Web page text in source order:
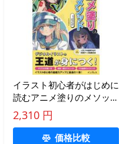
イラスト初心者がはじめに
読むアニメ塗りのメソッド
/ ジェネット
2,310 円
価格比較